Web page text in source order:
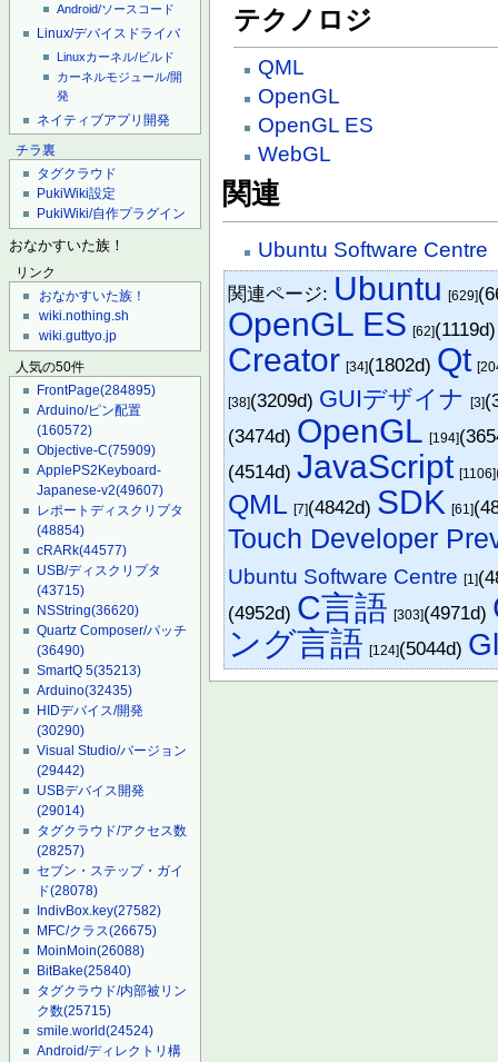
Android/ソースコード
Linux/デバイスドライバ
Linuxカーネル/ビルド
カーネルモジュール/開
発
ネイティブアプリ開発
チラ裏
タグクラウド
PukiWiki設定
PukiWiki/自作プラグイン
おなかすいた族！
リンク
おなかすいた族！
wiki.nothing.sh
wiki.guttyo.jp
人気の50件
FrontPage(284895)
Arduino/ピン配置
(160572)
Objective-C(75909)
ApplePS2Keyboard-
Japanese-v2(49607)
レポートディスクリプタ
(48854)
cRARk(44577)
USB/ディスクリプタ
(43715)
NSString(36620)
Quartz Composer/パッチ
(36490)
SmartQ 5(35213)
Arduino(32435)
HIDデバイス/開発
(30290)
Visual Studio/バージョン
(29442)
USBデバイス開発
(29014)
タグクラウド/アクセス数
(28257)
セブン・ステップ・ガイ
ド(28078)
IndivBox.key(27582)
MFC/クラス(26675)
MoinMoin(26088)
BitBake(25840)
タグクラウド/内部被リン
ク数(25715)
smile.world(24524)
Android/ディレクトリ構
テクノロジ
QML
OpenGL
OpenGL ES
WebGL
関連
Ubuntu Software Centre
関連ページ: Ubuntu [629]
OpenGL ES [62]
Creator [34](1802d) Qt
[38](3209d) GUIデザイナ [3]
(3474d) OpenGL [194]
(4514d)JavaScript [1106]
QML [7](4842d) SDK [61]
Touch Developer
Ubuntu Software Centre [1]
(4952d) C言語 [303](4971d)
ング言語 [124](5044d)